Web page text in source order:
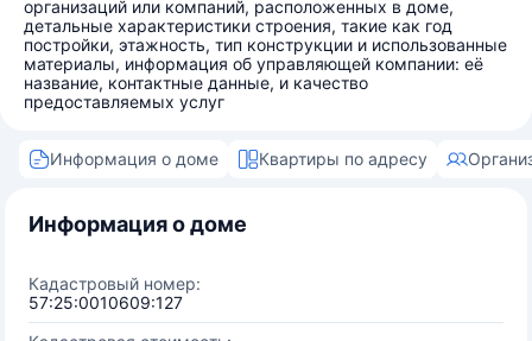
организаций или компаний, расположенных в доме,
детальные характеристики строения, такие как год
постройки, этажность, тип конструкции и использованные
материалы, информация об управляющей компании: её
название, контактные данные, и качество
предоставляемых услуг
Информация о доме Квартиры по адресу
Информация о доме
Кадастровый номер:
57:25:0010609:127